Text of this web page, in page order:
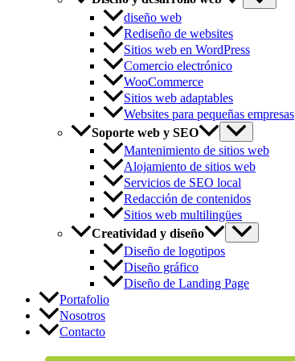
diseño web
Rediseño de websites
Sitios web en WordPress
Comercio electrónico
WooCommerce
Sitios web adaptables
Websites para pequeñas empresas
Soporte web y SEO
Mantenimiento de sitios web
Alojamiento de sitios web
Servicios de SEO local
Redacción de contenidos
Sitios web multilingües
Creatividad y diseño
Diseño de logotipos
Diseño gráfico
Diseño de Landing Page
Portafolio
Nosotros
Contacto